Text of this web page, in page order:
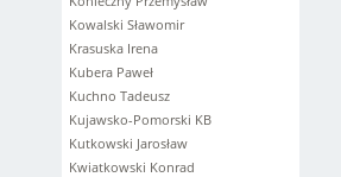
Kowalski Sławomir
Krasuska Irena
Kubera Paweł
Kuchno Tadeusz
Kujawsko-Pomorski KB
Kutkowski Jarosław
Kwiatkowski Konrad